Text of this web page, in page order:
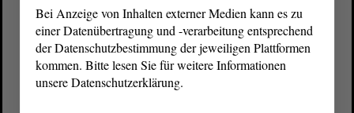
Bei Anzeige von Inhalten externer Medien kann es zu
einer Datenübertragung und -verarbeitung entsprechend
der Datenschutzbestimmung der jeweiligen Plattformen
kommen. Bitte lesen Sie für weitere Informationen
unsere Datenschutzerklärung.